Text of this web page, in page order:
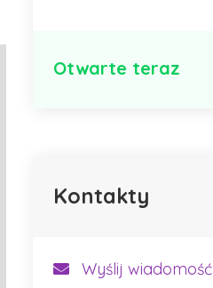
Otwarte teraz
Kontakty
Wyślij wiadomość